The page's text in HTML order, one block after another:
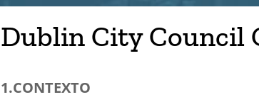
Dublin City Council
1.CONTEXTO